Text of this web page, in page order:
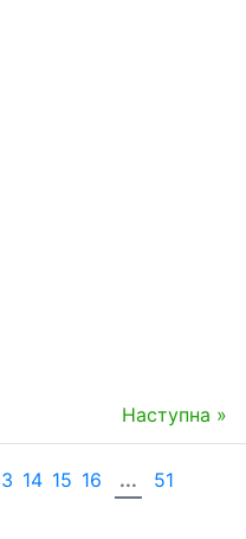
Наступна »
14 15 16 ... 51